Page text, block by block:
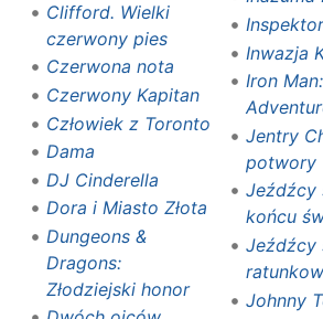
Clifford. Wielki
czerwony pies
Czerwona nota
Czerwony Kapitan
Człowiek z Toronto
Dama
DJ Cinderella
Dora i Miasto Złota
Dungeons &
Dragons:
Złodziejski honor
Inwazja
Iron
Jentry
potwory
Jeźdźcy
końcu
Jeźdźcy
Johnny